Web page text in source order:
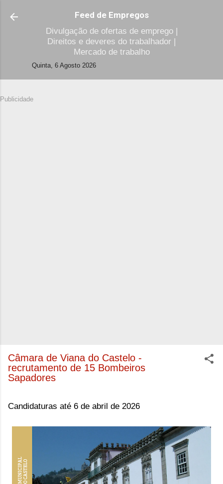
Avançar para o conteúdo principal
Feed de Empregos
Divulgação de ofertas de emprego |
Direitos e deveres do trabalhador |
Mercado de trabalho
Quinta, 6 Agosto 2026
Publicidade
Câmara de Viana do Castelo -
recrutamento de 15 Bombeiros
Sapadores
Candidaturas até 6 de abril de 2026